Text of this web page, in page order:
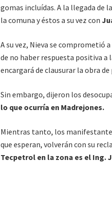
gomas incluídas. A la llegada de
la comuna y éstos a su vez con
A su vez, Nieva se comprometió
de no haber respuesta positiva a
encargará de clausurar la obra
Sin embargo, dijeron los
lo que ocurría en Madrejones.
Mientras tanto, los
que esperan, volverán con su
Tecpetrol en la zona es el Ing.